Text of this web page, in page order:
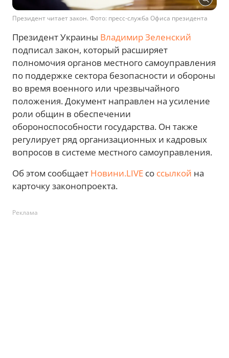
Президент читает закон. Фото: пресс-служба Офиса президента
Президент Украины Владимир Зеленский
подписал закон, который расширяет
полномочия органов местного самоуправления
по поддержке сектора безопасности и обороны
во время военного или чрезвычайного
положения. Документ направлен на усиление
роли общин в обеспечении
обороноспособности государства. Он также
регулирует ряд организационных и кадровых
вопросов в системе местного самоуправления.
Об этом сообщает Новини.LIVE со ссылкой на
карточку законопроекта.
Реклама